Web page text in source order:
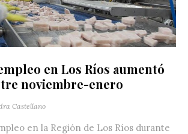
en Los Ríos aumentó
noviembre-enero
Castellano
en la Región de Los Ríos durante